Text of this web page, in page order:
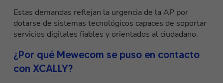
Estas demandas reflejan la urgencia de la AP por
dotarse de sistemas tecnológicos capaces de soportar
servicios digitales fiables y orientados al ciudadano.
¿Por qué Mewecom se puso en contacto
con XCALLY?